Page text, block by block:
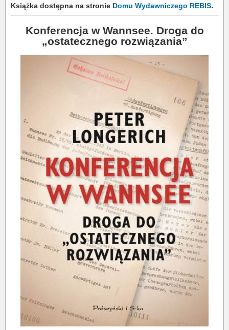
Książka dostępna na stronie Domu Wydawniczego REBIS.
Konferencja w Wannsee. Droga do
„ostatecznego rozwiązania”